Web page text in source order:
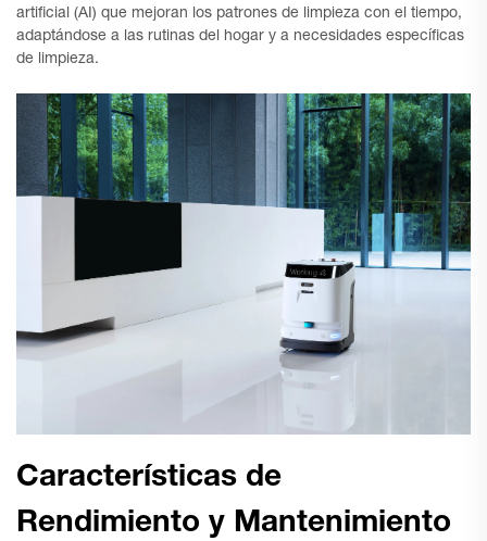
artificial (AI) que mejoran los patrones de limpieza con el tiempo,
adaptándose a las rutinas del hogar y a necesidades específicas
de limpieza.
Características de
Rendimiento y Mantenimiento